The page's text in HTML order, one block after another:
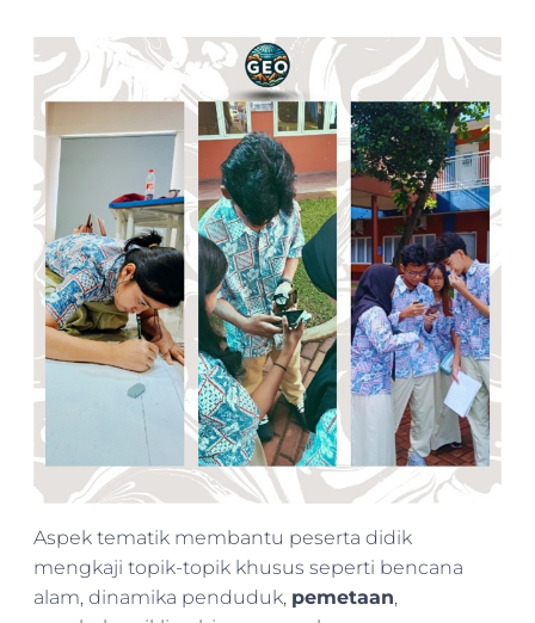
Aspek tematik membantu peserta didik
mengkaji topik-topik khusus seperti bencana
alam, dinamika penduduk, pemetaan,